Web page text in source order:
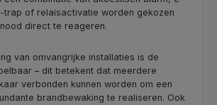
trap of relaisactivatie worden gekozen
direct te reageren.
van omvangrijke installaties is de
– dit betekent dat meerdere
verbonden kunnen worden om een
brandbewaking te realiseren. Ook